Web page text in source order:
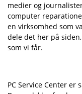
medier og
computer
en virksomhed som
dele det her på
som vi får.
PC Service Center er